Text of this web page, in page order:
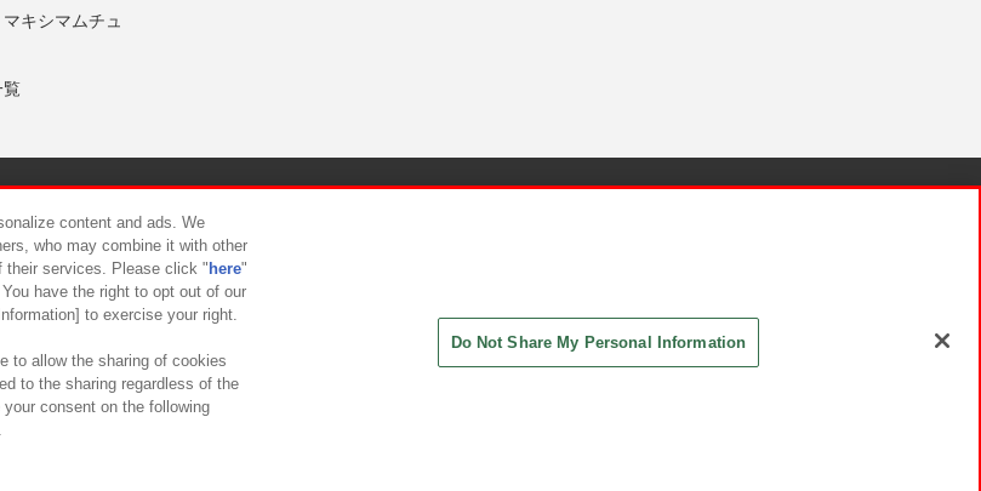
キシマムチュ
覧
カスタマーハラスメント対応方針
content and ads. We
who may combine it with other
their services. Please click " here"
have the right to opt out of our
to exercise your right.
to allow the sharing of cookies
to the sharing regardless of the
consent on the following
Do Not Share My Personal Information